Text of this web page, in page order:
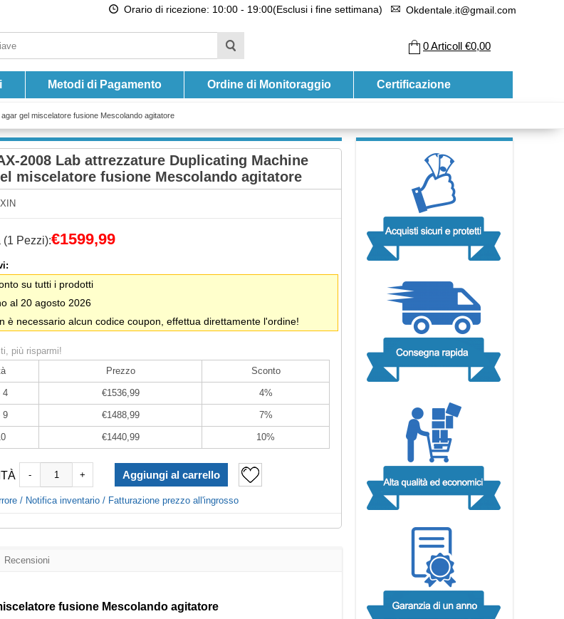
Orario di ricezione: 10:00 - 19:00(Esclusi i fine settimana) Okdentale.it@gmail.com
0Articoll €0,00
Metodi di Pagamento Ordine di Monitoraggio Certificazione
gel miscelatore fusione Mescolando agitatore
2008 Lab attrezzature Duplicating Machine
miscelatore fusione Mescolando agitatore
(1 Pezzi):€1599,99
su tutti i prodotti
al 20 agosto 2026
è necessario alcun codice coupon, effettua direttamente l'ordine!
più risparmi!
Prezzo Sconto
4 €1536,99 4%
9 €1488,99 7%
€1440,99 10%
- +
/ Notifica inventario / Fatturazione prezzo all'ingrosso
Recensioni
fusione Mescolando agitatore